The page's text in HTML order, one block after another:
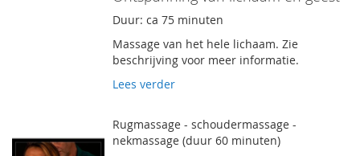
Duur: ca 75 minuten
Massage van het hele lichaam. Zie
beschrijving voor meer informatie.
Lees verder
Rugmassage - schoudermassage -
nekmassage (duur 60 minuten)